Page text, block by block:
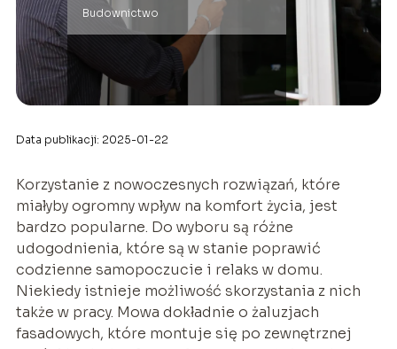
Budownictwo
Data publikacji: 2025-01-22
Korzystanie z nowoczesnych rozwiązań, które
miałyby ogromny wpływ na komfort życia, jest
bardzo popularne. Do wyboru są różne
udogodnienia, które są w stanie poprawić
codzienne samopoczucie i relaks w domu.
Niekiedy istnieje możliwość skorzystania z nich
także w pracy. Mowa dokładnie o żaluzjach
fasadowych, które montuje się po zewnętrznej